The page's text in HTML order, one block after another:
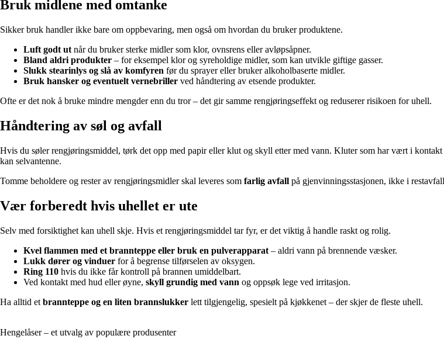
Bruk midlene med omtanke
Sikker bruk handler ikke bare om oppbevaring, men også om hvordan du bruker produktene.
Luft godt ut når du bruker sterke midler som klor, ovnsrens eller avløpsåpner.
Bland aldri produkter – for eksempel klor og syreholdige midler, som kan utvikle giftige gasser.
Slukk stearinlys og slå av komfyren før du sprayer eller bruker alkoholbaserte midler.
Bruk hansker og eventuelt vernebriller ved håndtering av etsende produkter.
Ofte er det nok å bruke mindre mengder enn du tror – det gir samme rengjøringseffekt og reduserer risikoen for uhell.
Håndtering av søl og avfall
Hvis du søler rengjøringsmiddel, tørk det opp med papir eller klut og skyll etter med vann. Kluter som har vært i
kan selvantenne.
Tomme beholdere og rester av rengjøringsmidler skal leveres som farlig avfall på gjenvinningsstasjonen, ikke i
Vær forberedt hvis uhellet er ute
Selv med forsiktighet kan uhell skje. Hvis et rengjøringsmiddel tar fyr, er det viktig å handle raskt og rolig.
Kvel flammen med et brannteppe eller bruk en pulverapparat – aldri vann på brennende væsker.
Lukk dører og vinduer for å begrense tilførselen av oksygen.
Ring 110 hvis du ikke får kontroll på brannen umiddelbart.
Ved kontakt med hud eller øyne, skyll grundig med vann og oppsøk lege ved irritasjon.
Ha alltid et brannteppe og en liten brannslukker lett tilgjengelig, spesielt på kjøkkenet – der skjer de fleste uhell.
Hengelåser – et utvalg av populære produsenter